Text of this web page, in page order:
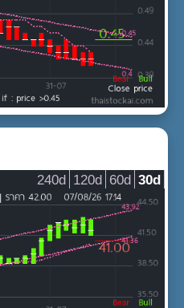
30d
60d
120d
240d